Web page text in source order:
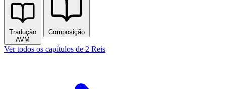
Tradução
AVM
Composição
Ver todos os capítulos de 2 Reis